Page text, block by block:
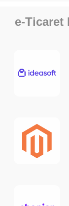
e-Ticaret